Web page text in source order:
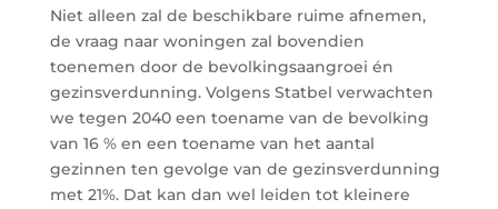
Niet alleen zal de beschikbare ruime afnemen,
de vraag naar woningen zal bovendien
toenemen door de bevolkingsaangroei én
gezinsverdunning. Volgens Statbel verwachten
we tegen 2040 een toename van de bevolking
van 16 % en een toename van het aantal
gezinnen ten gevolge van de gezinsverdunning
met 21%. Dat kan dan wel leiden tot kleinere